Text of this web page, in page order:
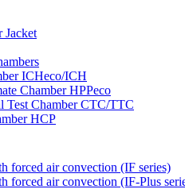
Jacket
ICHeco/ICH
Chamber HPPeco
Test Chamber CTC/TTC
HCP
forced air convection (IF series)
forced air convection (IF-Plus